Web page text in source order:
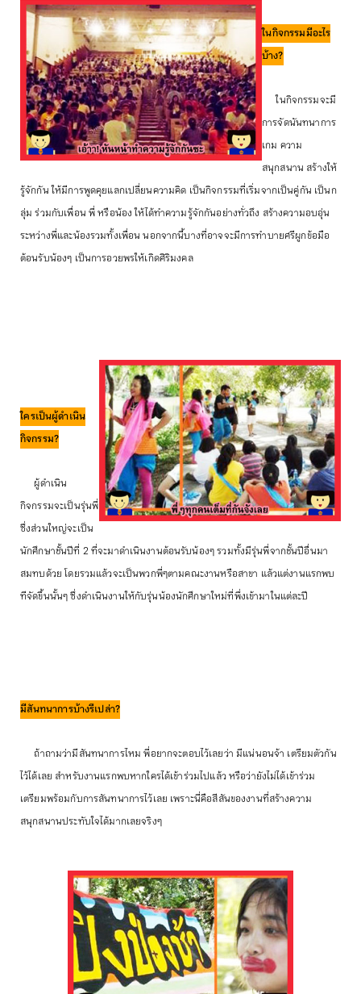
ในกิจกรรมมีอะไร
บ้าง?
ในกิจกรรมจะมี
การจัดนันทนาการ
เกม ความ
สนุกสนาน สร้างให้
รู้จักกัน ให้มีการพูดคุยแลกเปลี่ยนความคิด เป็นกิจกรรมที่เริ่มจากเป็นคู่กัน เป็นก
ลุ่ม ร่วมกับเพื่อน พี่ หรือน้อง ให้ได้ทำความรู้จักกันอย่างทั่วถึง สร้างความอบอุ่น
ระหว่างพี่และน้องรวมทั้งเพื่อน นอกจากนี้บางที่อาจจะมีการทำบายศรีผูกข้อมือ
ต้อนรับน้องๆ เป็นการอวยพรให้เกิดศิริมงคล
ใครเป็นผู้ดำเนิน
กิจกรรม?
ผู้ดำเนิน
กิจกรรมจะเป็นรุ่นพี่
ซึ่งส่วนใหญ่จะเป็น
นักศึกษาชั้นปีที่ 2 ที่จะมาดำเนินงานต้อนรับน้องๆ รวมทั้งมีรุ่นพี่จากชั้นปีอื่นมา
สมทบด้วย โดยรวมแล้วจะเป็นพวกพี่ๆตามคณะงานหรือสาขา แล้วแต่งานแรกพบ
ทีจัดขึ้นนั้นๆ ซึ่งดำเนินงานให้กับรุ่นน้องนักศึกษาใหม่ที่พึ่งเข้ามาในแต่ละปี
มีสันทนาการบ้างรึเปล่า?
ถ้าถามว่ามีสันทนาการไหม พี่อยากจะตอบไว้เลยว่า มีแน่นอนจ้า เตรียมตัวกัน
ไว้ได้เลย สำหรับงานแรกพบหากใครได้เข้าร่วมไปแล้ว หรือว่ายังไม่ได้เข้าร่วม
เตรียมพร้อมกับการสันทนาการไว้เลย เพราะนี่คือสีสันของงานที่สร้างความ
สนุกสนานประทับใจได้มากเลยจริงๆ